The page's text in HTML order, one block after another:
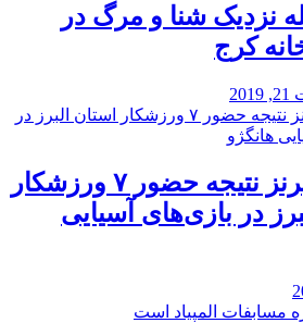
نزدیک شنا و مرگ در
کرج
۲ مدال برنز نتیجه حضور ۷ ورزشکار
در بازی‌های آسیایی